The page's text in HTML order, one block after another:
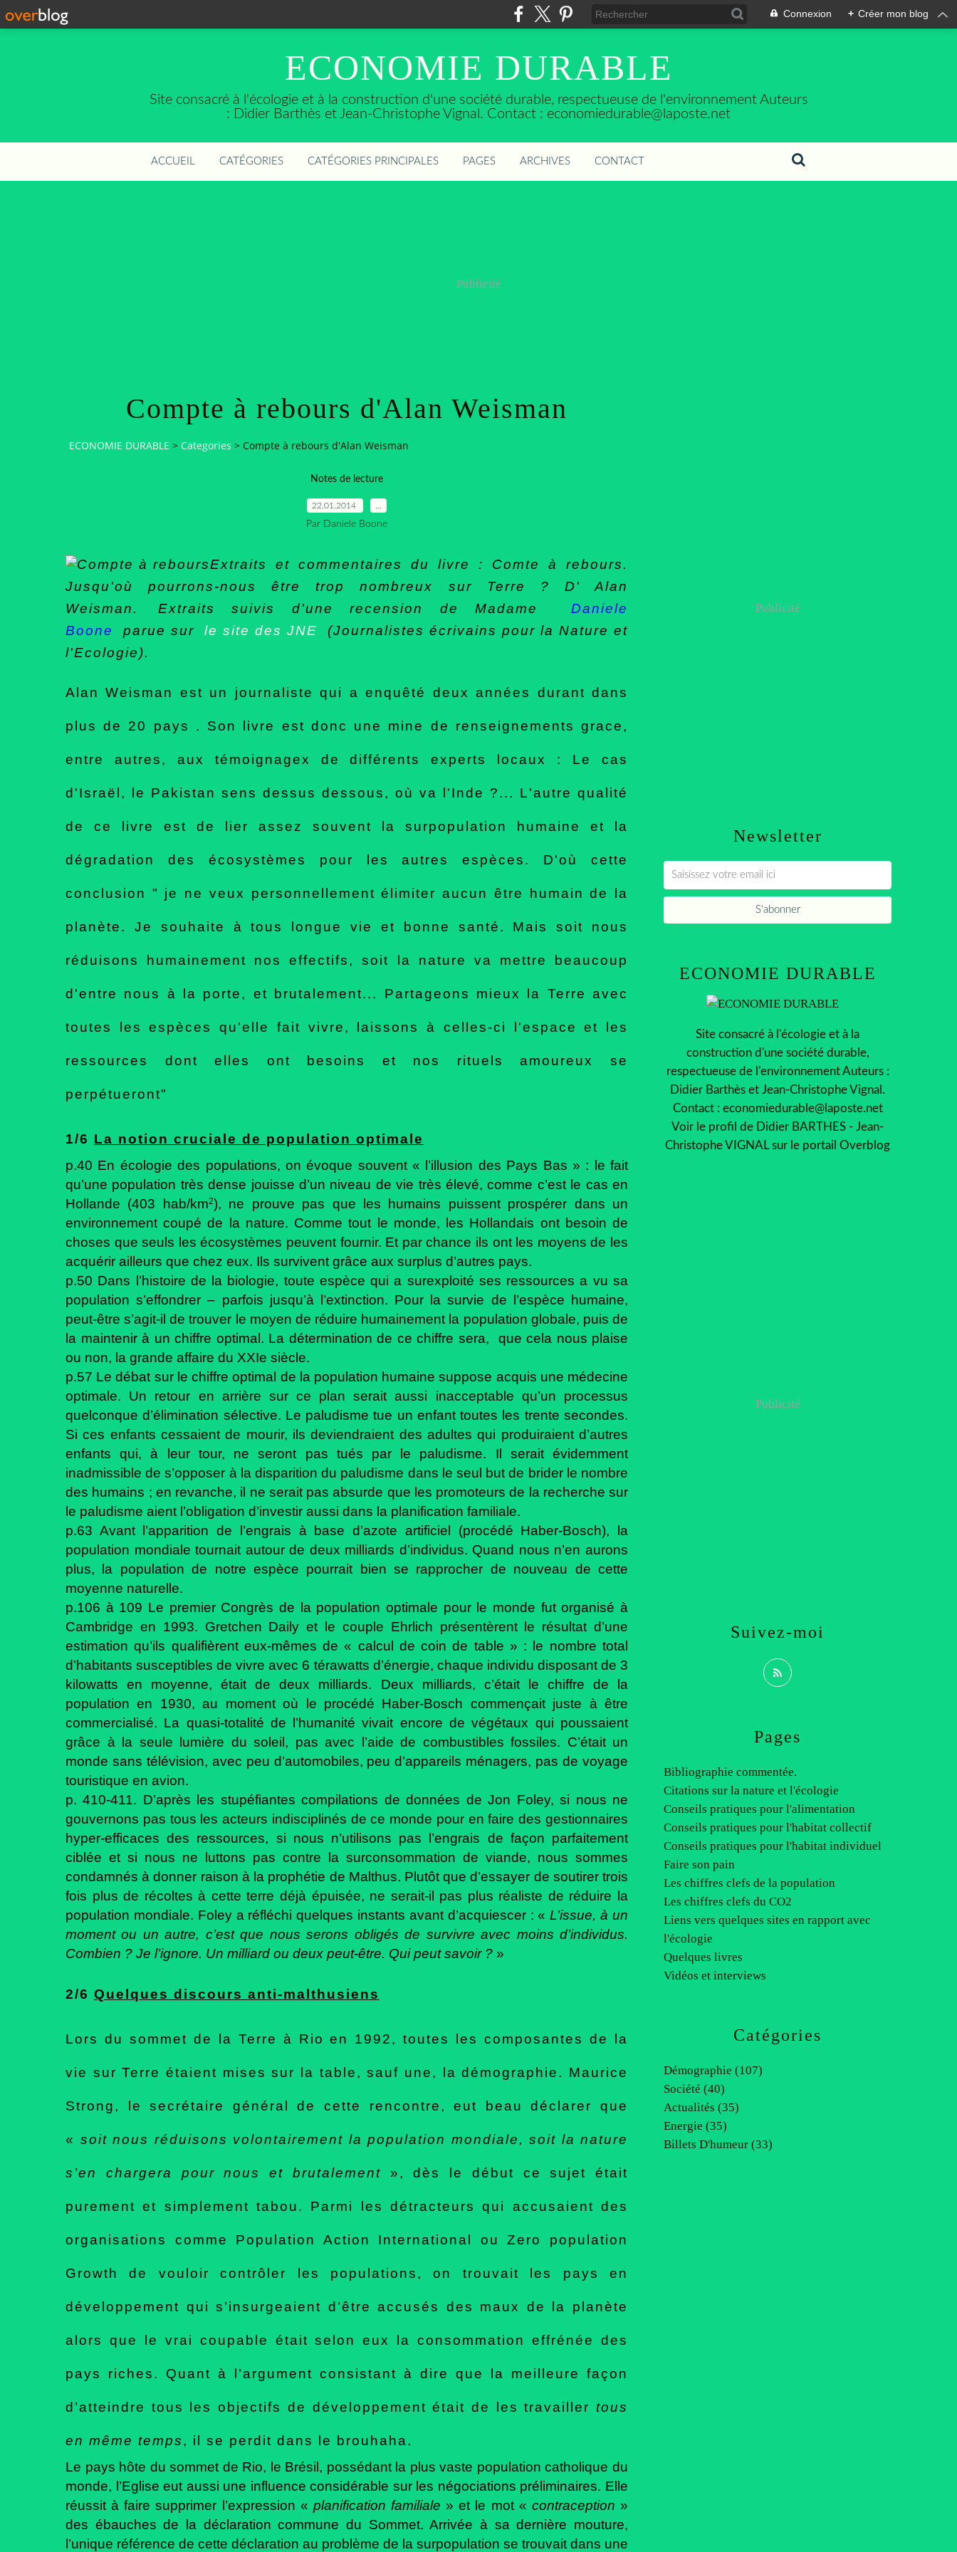
Connexion + Créer mon blog
ECONOMIE DURABLE
Site consacré à l'écologie et à la construction d'une société durable, respectueuse de l'environnement Auteurs
: Didier Barthès et Jean-Christophe Vignal. Contact : economiedurable@laposte.net
ACCUEIL CATÉGORIES CATÉGORIES PRINCIPALES PAGES ARCHIVES CONTACT
Publicité
Compte à rebours d'Alan Weisman
ECONOMIE DURABLE > Categories > Compte à rebours d'Alan Weisman
Notes de lecture
22.01.2014
Par Daniele Boone
Extraits et commentaires du livre : Comte à rebours.
Jusqu'où pourrons-nous être trop nombreux sur Terre ? D' Alan
Weisman.
Extraits suivis d'une recension de Madame
Daniele
Boone
parue sur le site des JNE (Journalistes écrivains pour la Nature et
l'Ecologie).
Alan Weisman est un journaliste qui a enquêté deux années durant dans
plus de 20 pays . Son livre est donc une mine de renseignements grace,
entre autres, aux témoignagex de différents experts locaux : Le cas
d'Israël, le Pakistan sens dessus dessous, où va l'Inde ?... L'autre qualité
de ce livre est de lier assez souvent la surpopulation humaine et la
dégradation des écosystèmes pour les autres espèces. D'où cette
conclusion " je ne veux personnellement élimiter aucun être humain de la
planète. Je souhaite à tous longue vie et bonne santé. Mais soit nous
réduisons humainement nos effectifs, soit la nature va mettre beaucoup
d'entre nous à la porte, et brutalement... Partageons mieux la Terre avec
toutes les espèces qu'elle fait vivre, laissons à celles-ci l'espace et les
ressources dont elles ont besoins et nos rituels amoureux se
perpétueront"
1/6 La notion cruciale de population optimale
p.40 En écologie des populations, on évoque souvent « l’illusion des Pays Bas » : le fait
qu’une population très dense jouisse d’un niveau de vie très élevé, comme c’est le cas en
Hollande (403 hab/km2), ne prouve pas que les humains puissent prospérer dans un
environnement coupé de la nature. Comme tout le monde, les Hollandais ont besoin de
choses que seuls les écosystèmes peuvent fournir. Et par chance ils ont les moyens de les
acquérir ailleurs que chez eux. Ils survivent grâce aux surplus d’autres pays.
p.50 Dans l’histoire de la biologie, toute espèce qui a surexploité ses ressources a vu sa
population s’effondrer – parfois jusqu’à l’extinction. Pour la survie de l’espèce humaine,
peut-être s’agit-il de trouver le moyen de réduire humainement la population globale, puis de
la maintenir à un chiffre optimal. La détermination de ce chiffre sera,
que cela nous plaise
ou non, la grande affaire du XXIe siècle.
p.57 Le débat sur le chiffre optimal de la population humaine suppose acquis une médecine
optimale. Un retour en arrière sur ce plan serait aussi inacceptable qu’un processus
quelconque d’élimination sélective. Le paludisme tue un enfant toutes les trente secondes.
Si ces enfants cessaient de mourir, ils deviendraient des adultes qui produiraient d’autres
enfants qui, à leur tour, ne seront pas tués par le paludisme. Il serait évidemment
inadmissible de s’opposer à la disparition du paludisme dans le seul but de brider le nombre
des humains ; en revanche, il ne serait pas absurde que les promoteurs de la recherche sur
le paludisme aient l’obligation d’investir aussi dans la planification familiale.
p.63 Avant l’apparition de l’engrais à base d’azote artificiel (procédé Haber-Bosch), la
population mondiale tournait autour de deux milliards d’individus. Quand nous n’en aurons
plus, la population de notre espèce pourrait bien se rapprocher de nouveau de cette
moyenne naturelle.
p.106 à 109 Le premier Congrès de la population optimale pour le monde fut organisé à
Cambridge en 1993. Gretchen Daily et le couple Ehrlich présentèrent le résultat d’une
estimation qu’ils qualifièrent eux-mêmes de « calcul de coin de table » : le nombre total
d’habitants susceptibles de vivre avec 6 térawatts d’énergie, chaque individu disposant de 3
kilowatts en moyenne, était de deux milliards. Deux milliards, c’était le chiffre de la
population en 1930, au moment où le procédé Haber-Bosch commençait juste à être
commercialisé. La quasi-totalité de l’humanité vivait encore de végétaux qui poussaient
grâce à la seule lumière du soleil, pas avec l’aide de combustibles fossiles. C’était un
monde sans télévision, avec peu d’automobiles, peu d’appareils ménagers, pas de voyage
touristique en avion.
p. 410-411. D’après les stupéfiantes compilations de données de Jon Foley, si nous ne
gouvernons pas tous les acteurs indisciplinés de ce monde pour en faire des gestionnaires
hyper-efficaces des ressources, si nous n’utilisons pas l’engrais de façon parfaitement
ciblée et si nous ne luttons pas contre la surconsommation de viande, nous sommes
condamnés à donner raison à la prophétie de Malthus. Plutôt que d’essayer de soutirer trois
fois plus de récoltes à cette terre déjà épuisée, ne serait-il pas plus réaliste de réduire la
population mondiale. Foley a réfléchi quelques instants avant d’acquiescer : «L’issue, à un
moment ou un autre, c’est que nous serons obligés de survivre avec moins d’individus.
Combien ? Je l’ignore. Un milliard ou deux peut-être. Qui peut savoir ? »
2/6 Quelques discours anti-malthusiens
Lors du sommet de la Terre à Rio en 1992, toutes les composantes de la
vie sur Terre étaient mises sur la table, sauf une, la démographie. Maurice
Strong, le secrétaire général de cette rencontre, eut beau déclarer que
« soit nous réduisons volontairement la population mondiale, soit la nature
s’en chargera pour nous et brutalement », dès le début ce sujet était
purement et simplement tabou. Parmi les détracteurs qui accusaient des
organisations comme Population Action International ou Zero population
Growth de vouloir contrôler les populations, on trouvait les pays en
développement qui s’insurgeaient d’être accusés des maux de la planète
alors que le vrai coupable était selon eux la consommation effrénée des
pays riches. Quant à l’argument consistant à dire que la meilleure façon
d’atteindre tous les objectifs de développement était de les travailler tous
en même temps, il se perdit dans le brouhaha.
Le pays hôte du sommet de Rio, le Brésil, possédant la plus vaste population catholique du
monde, l’Eglise eut aussi une influence considérable sur les négociations préliminaires. Elle
réussit à faire supprimer l’expression « planification familiale » et le mot « contraception »
des ébauches de la déclaration commune du Sommet. Arrivée à sa dernière mouture,
l’unique référence de cette déclaration au problème de la surpopulation se trouvait dans une
Newsletter
Publicité
Catégories
Démographie (107)
Société (40)
Actualités (35)
Energie (35)
Billets D'humeur (33)
Pages
Bibliographie commentée.
Citations sur la nature et l'écologie
Conseils pratiques pour l'alimentation
Conseils pratiques pour l'habitat collectif
Conseils pratiques pour l'habitat individuel
Faire son pain
Les chiffres clefs de la population
Les chiffres clefs du CO2
Liens vers quelques sites en rapport avec
l'écologie
Quelques livres
Vidéos et interviews
ECONOMIE DURABLE
Site consacré à l'écologie et à la
construction d'une société durable,
respectueuse de l'environnement Auteurs :
Didier Barthès et Jean-Christophe Vignal.
Contact : economiedurable@laposte.net
Voir le profil de Didier BARTHES - Jean-
Christophe VIGNALsur le portail Overblog
Suivez-moi
Publicité